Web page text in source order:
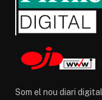
Som el nou diari